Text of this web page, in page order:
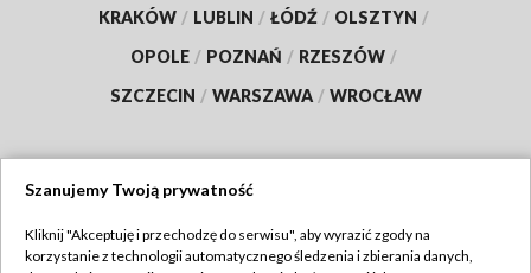
KRAKÓW / LUBLIN / ŁÓDŹ / OLSZTYN /
OPOLE / POZNAŃ / RZESZÓW /
SZCZECIN / WARSZAWA / WROCŁAW
TVP
Szanujemy Twoją prywatność
Kliknij "Akceptuję i przechodzę do serwisu", aby wyrazić zgody na
korzystanie z technologii automatycznego śledzenia i zbierania danych,